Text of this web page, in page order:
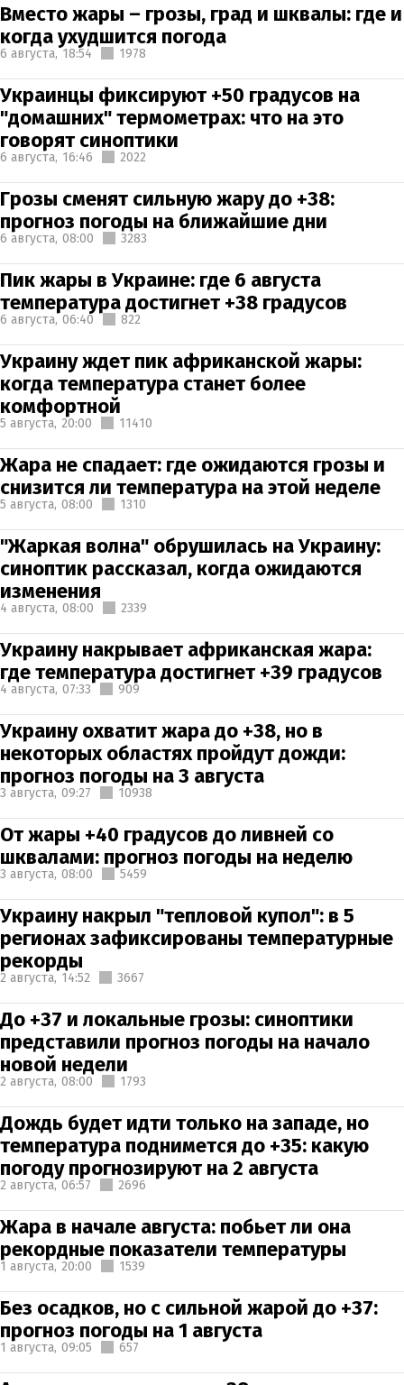
Вместо жары – грозы, град и шквалы: где и
когда ухудшится погода
6 августа, 18:54 1978
Украинцы фиксируют +50 градусов на
"домашних" термометрах: что на это
говорят синоптики
6 августа, 16:46 2022
Грозы сменят сильную жару до +38:
прогноз погоды на ближайшие дни
6 августа, 08:00 3283
Пик жары в Украине: где 6 августа
температура достигнет +38 градусов
6 августа, 06:40 822
Украину ждет пик африканской жары:
когда температура станет более
комфортной
5 августа, 20:00 11410
Жара не спадает: где ожидаются грозы и
снизится ли температура на этой неделе
5 августа, 08:00 1310
"Жаркая волна" обрушилась на Украину:
синоптик рассказал, когда ожидаются
изменения
4 августа, 08:00 2339
Украину накрывает африканская жара:
где температура достигнет +39 градусов
4 августа, 07:33 909
Украину охватит жара до +38, но в
некоторых областях пройдут дожди:
прогноз погоды на 3 августа
3 августа, 09:27 10938
От жары +40 градусов до ливней со
шквалами: прогноз погоды на неделю
3 августа, 08:00 5459
Украину накрыл "тепловой купол": в 5
регионах зафиксированы температурные
рекорды
2 августа, 14:52 3667
До +37 и локальные грозы: синоптики
представили прогноз погоды на начало
новой недели
2 августа, 08:00 1793
Дождь будет идти только на западе, но
температура поднимется до +35: какую
погоду прогнозируют на 2 августа
2 августа, 06:57 2696
Жара в начале августа: побьет ли она
рекордные показатели температуры
1 августа, 20:00 1539
Без осадков, но с сильной жарой до +37:
прогноз погоды на 1 августа
1 августа, 09:05 657